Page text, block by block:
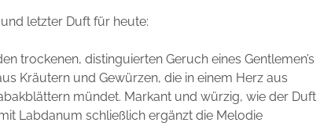
letzter Duft für heute:
trockenen, distinguierten Geruch eines Gentlemen’s
Kräutern und Gewürzen, die in einem Herz aus
mündet. Markant und würzig, wie der Duft
Labdanum schließlich ergänzt die Melodie